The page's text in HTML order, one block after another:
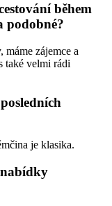
během
podobné?
zájemce a
také velmi rádi
je klasika.